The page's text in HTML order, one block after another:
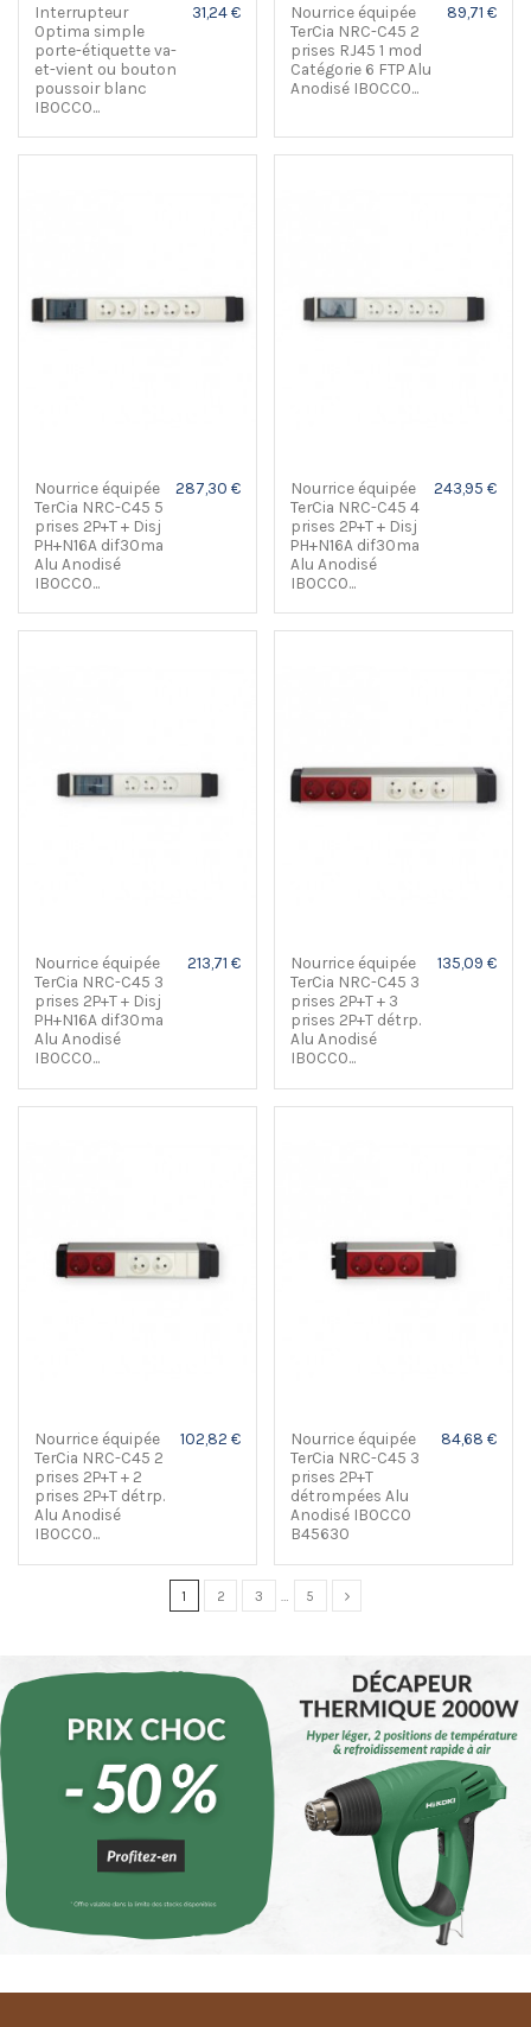
Interrupteur
Optima simple
porte-étiquette va-
et-vient ou bouton
poussoir blanc
IBOCCO...
31,24 €
Nourrice équipée
TerCia NRC-C45 2
prises RJ45 1 mod
Catégorie 6 FTP Alu
Anodisé IBOCCO...
89,71 €
Nourrice équipée
TerCia NRC-C45 5
prises 2P+T + Disj
PH+N16A dif30ma
Alu Anodisé
IBOCCO...
287,30 €
Nourrice équipée
TerCia NRC-C45 4
prises 2P+T + Disj
PH+N16A dif30ma
Alu Anodisé
IBOCCO...
243,95 €
Nourrice équipée
TerCia NRC-C45 3
prises 2P+T + Disj
PH+N16A dif30ma
Alu Anodisé
IBOCCO...
213,71 €
Nourrice équipée
TerCia NRC-C45 3
prises 2P+T + 3
prises 2P+T détrp.
Alu Anodisé
IBOCCO...
135,09 €
Nourrice équipée
TerCia NRC-C45 2
prises 2P+T + 2
prises 2P+T détrp.
Alu Anodisé
IBOCCO...
102,82 €
Nourrice équipée
TerCia NRC-C45 3
prises 2P+T
détrompées Alu
Anodisé IBOCCO
B45630
84,68 €
1 2 3 5